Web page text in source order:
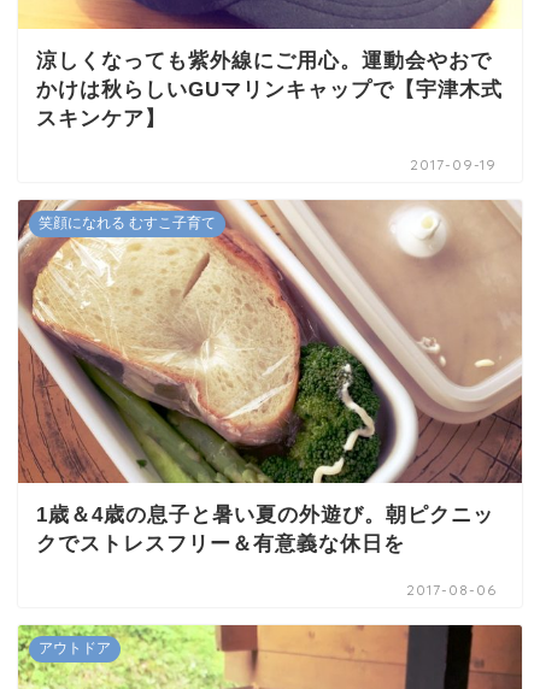
涼しくなっても紫外線にご用心。運動会やおで
かけは秋らしいGUマリンキャップで【宇津木式
スキンケア】
2017-09-19
笑顔になれる むすこ子育て
1歳＆4歳の息子と暑い夏の外遊び。朝ピクニッ
クでストレスフリー＆有意義な休日を
2017-08-06
アウトドア